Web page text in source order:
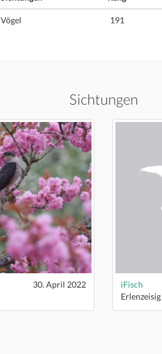
Vögel 191
Sichtungen
30. April 2022
iFisch
Erlenzeisig